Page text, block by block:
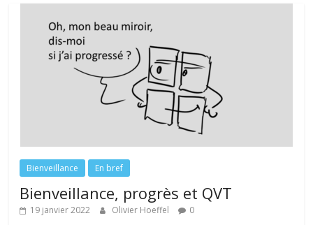
Bienveillance En bref
Bienveillance, progrès et QVT
19 janvier 2022 Olivier Hoeffel 0